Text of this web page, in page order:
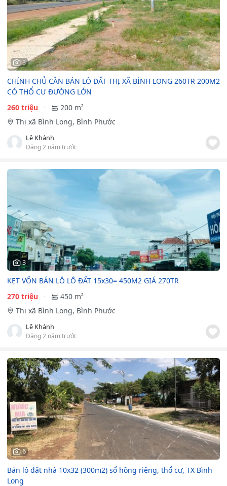
3
CHÍNH CHỦ CẦN BÁN LÔ ĐẤT THỊ XÃ BÌNH LONG 260TR 200M2
CÓ THỔ CƯ ĐƯỜNG LỚN
260 triệu
200 m²
Thị xã Bình Long, Bình Phước
Lê Khánh
Đăng 2 năm trước
3
KẸT VỐN BÁN LỖ LÔ ĐẤT 15x30= 450M2 GIÁ 270TR
270 triệu
450 m²
Thị xã Bình Long, Bình Phước
Lê Khánh
Đăng 2 năm trước
6
Bán lô đất nhà 10x32 (300m2) sổ hồng riêng, thổ cư, TX Bình
Long